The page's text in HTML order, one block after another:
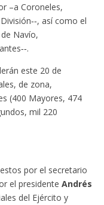
–a Coroneles,
así como el
Navío,
este 20 de
de zona,
(400 Mayores, 474
mil 220
por el secretario
el presidente Andrés
del Ejército y